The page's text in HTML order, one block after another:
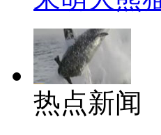
热点新闻